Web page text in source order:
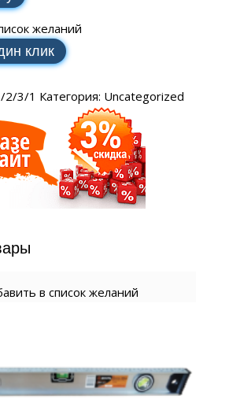
желаний
клик
2/3/1 Категория: Uncategorized
в список желаний